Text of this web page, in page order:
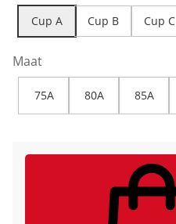
Cup A Cup B Cup C
Maat
75A 80A 85A